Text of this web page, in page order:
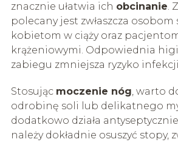
znacznie ułatwia ich obcinanie.
polecany jest zwłaszcza osobom
kobietom w ciąży oraz
krążeniowymi. Odpowiednia
zabiegu zmniejsza ryzyko
Stosując moczenie nóg, warto
odrobinę soli lub delikatnego
dodatkowo działa
należy dokładnie osuszyć stopy,